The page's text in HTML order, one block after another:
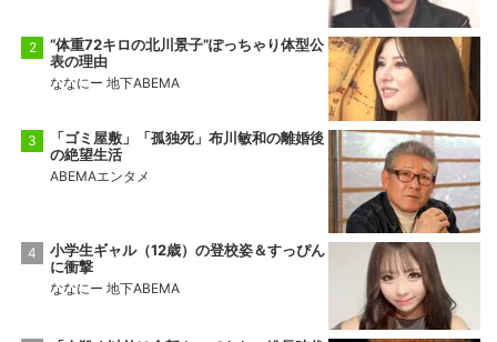
“体重72キロの北川景子”ぽっちゃり体型公
表の理由
ななにー 地下ABEMA
「ゴミ屋敷」「孤独死」布川敏和の離婚後
の絶望生活
ABEMAエンタメ
小学生ギャル（12歳）の登校姿＆すっぴん
に衝撃
ななにー 地下ABEMA